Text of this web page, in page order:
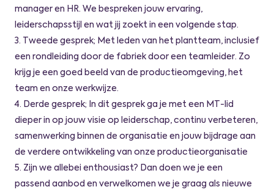
manager en HR. We bespreken jouw ervaring,
leiderschapsstijl en wat jij zoekt in een volgende stap.
3. Tweede gesprek; Met leden van het plantteam, inclusief
een rondleiding door de fabriek door een teamleider. Zo
krijg je een goed beeld van de productieomgeving, het
team en onze werkwijze.
4. Derde gesprek; In dit gesprek ga je met een MT-lid
dieper in op jouw visie op leiderschap, continu verbeteren,
samenwerking binnen de organisatie en jouw bijdrage aan
de verdere ontwikkeling van onze productieorganisatie
5. Zijn we allebei enthousiast? Dan doen we je een
passend aanbod en verwelkomen we je graag als nieuwe